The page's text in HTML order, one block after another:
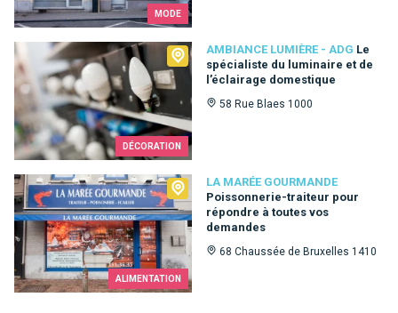
MODE
DÉCORATION
AMBIANCE LUMIÈRE - ADG Le
spécialiste du luminaire et de
l’éclairage domestique
58 Rue Blaes 1000
Ambiance Lumière - ADG
ALIMENTATION
LA MARÉE GOURMANDE
Poissonnerie-traiteur pour
répondre à toutes vos
demandes
68 Chaussée de Bruxelles 1410
La Marée Gourmande